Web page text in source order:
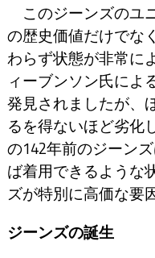
このジーンズのユ
の歴史価値だけでな
わらず状態が非常に
ィーブンソン氏によ
発見されましたが、
るを得ないほど劣化
の142年前のジーン
ば着用できるような
ズが特別に高価な要
ジーンズの誕生